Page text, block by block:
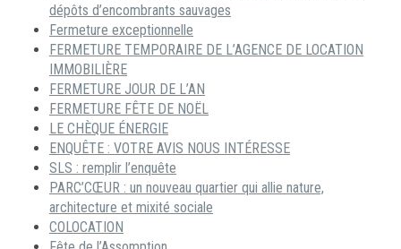
dépôts d’encombrants sauvages
Fermeture exceptionnelle
FERMETURE TEMPORAIRE DE L’AGENCE DE LOCATION
IMMOBILIÈRE
FERMETURE JOUR DE L’AN
FERMETURE FÊTE DE NOËL
LE CHÈQUE ÉNERGIE
ENQUÊTE : VOTRE AVIS NOUS INTÉRESSE
SLS : remplir l’enquête
PARC’CŒUR : un nouveau quartier qui allie nature,
architecture et mixité sociale
COLOCATION